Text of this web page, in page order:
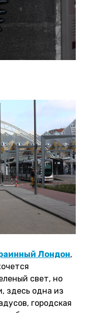
Лондон,
свет, но
здесь одна из
городская